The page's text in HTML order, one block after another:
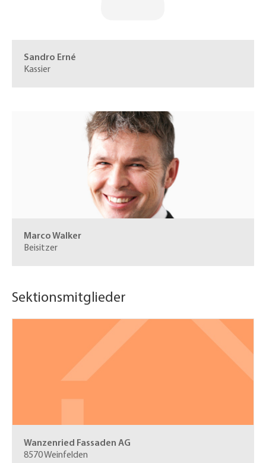
Sandro Erné
Kassier
Marco Walker
Beisitzer
Sektionsmitglieder
Wanzenried Fassaden AG
8570 Weinfelden